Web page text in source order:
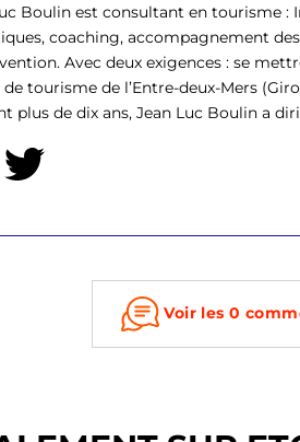
Boulin est consultant en tourisme :
coaching, accompagnement
Avec deux exigences : se
de tourisme de l’Entre-deux-Mers
plus de dix ans, Jean Luc Boulin a
Voir les 0